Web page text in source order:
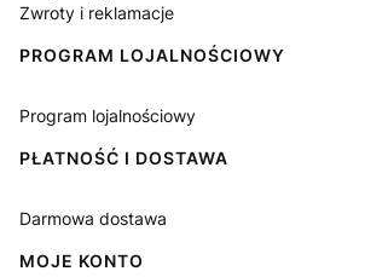
Zwroty i reklamacje
PROGRAM LOJALNOŚCIOWY
Program lojalnościowy
PŁATNOŚĆ I DOSTAWA
Darmowa dostawa
MOJE KONTO